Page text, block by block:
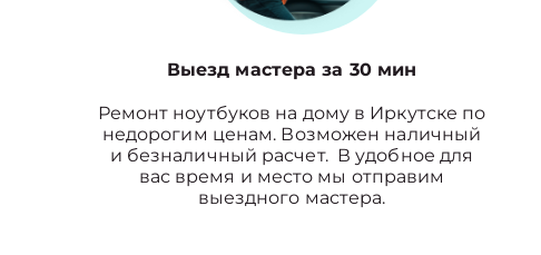
Выезд мастера за 30 мин
Ремонт ноутбуков на дому в Иркутске по
недорогим ценам. Возможен наличный
и безналичный расчет. В удобное для
вас время и место мы отправим
выездного мастера.